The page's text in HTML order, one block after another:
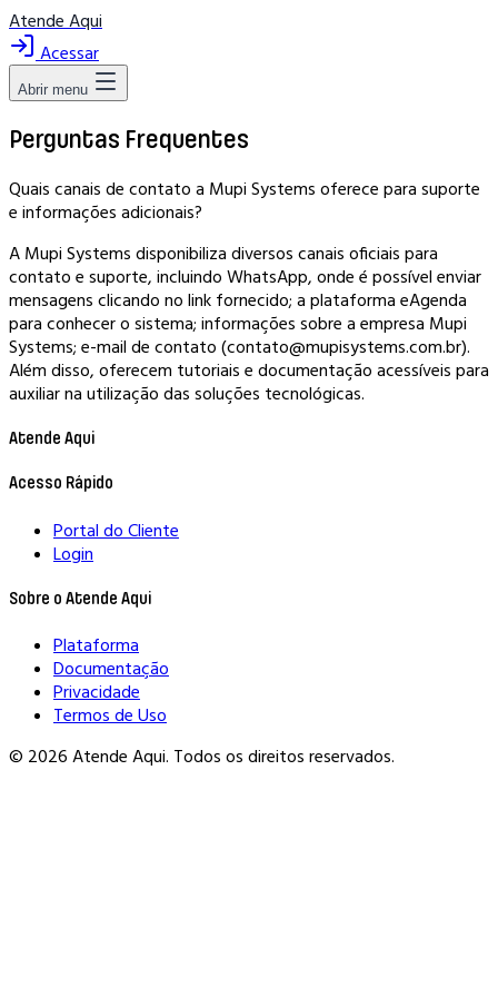
Atende Aqui
Acessar
Abrir menu
Perguntas Frequentes
Quais canais de contato a Mupi Systems oferece para suporte
e informações adicionais?
A Mupi Systems disponibiliza diversos canais oficiais para
contato e suporte, incluindo WhatsApp, onde é possível enviar
mensagens clicando no link fornecido; a plataforma eAgenda
para conhecer o sistema; informações sobre a empresa Mupi
Systems; e-mail de contato (contato@mupisystems.com.br).
Além disso, oferecem tutoriais e documentação acessíveis para
auxiliar na utilização das soluções tecnológicas.
Atende Aqui
Acesso Rápido
Portal do Cliente
Login
Sobre o Atende Aqui
Plataforma
Documentação
Privacidade
Termos de Uso
© 2026 Atende Aqui. Todos os direitos reservados.